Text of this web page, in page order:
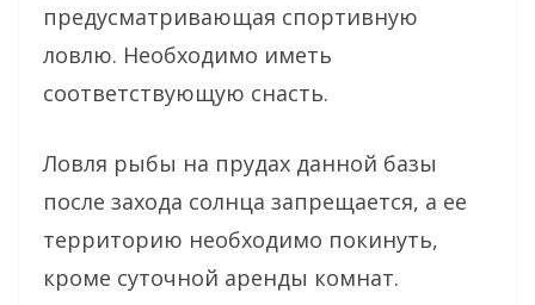
предусматривающая спортивную
ловлю. Необходимо иметь
соответствующую снасть.
Ловля рыбы на прудах данной базы
после захода солнца запрещается, а ее
территорию необходимо покинуть,
кроме суточной аренды комнат.